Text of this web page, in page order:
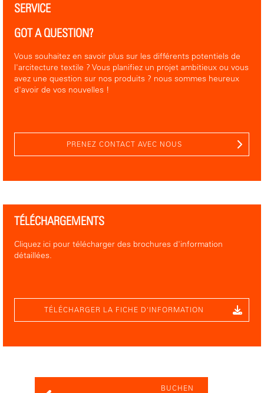
SERVICE
GOT A QUESTION?
Vous souhaitez en savoir plus sur les différents potentiels de
l'arcitecture textile ? Vous planifiez un projet ambitieux ou vous
avez une question sur nos produits ? nous sommes heureux
d'avoir de vos nouvelles !
PRENEZ CONTACT AVEC NOUS
TÉLÉCHARGEMENTS
Cliquez ici pour télécharger des brochures d'information
détaillées.
TÉLÉCHARGER LA FICHE D'INFORMATION
BUCHEN